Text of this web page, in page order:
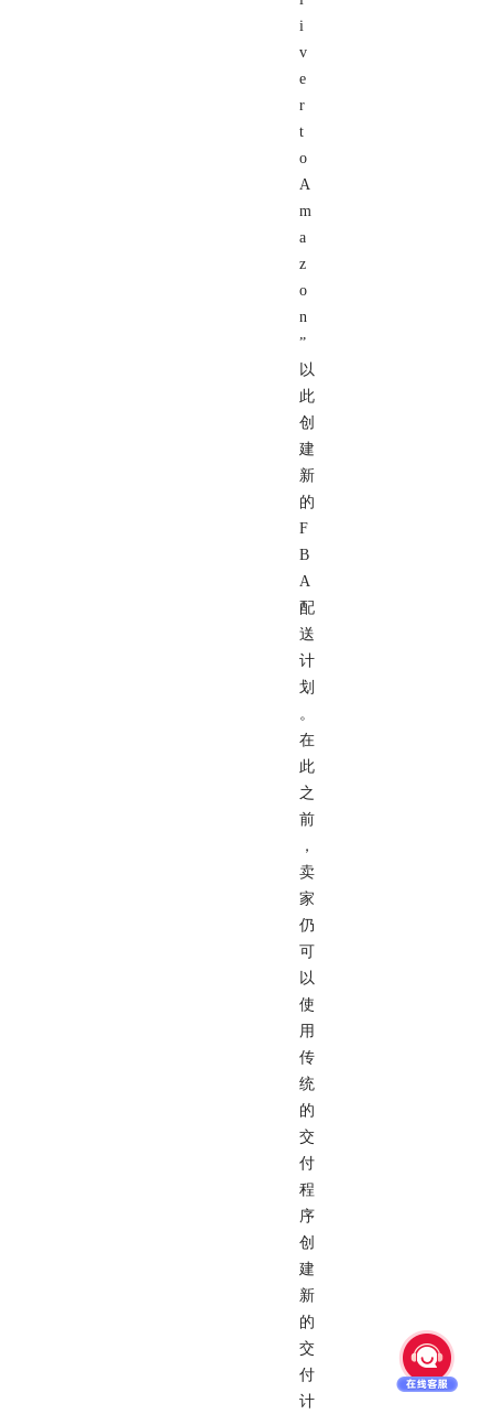
i
v
e
r
t
o
A
m
a
z
o
n
”
以
此
创
建
新
的
F
B
A
配
送
计
划
。
在
此
之
前
，
卖
家
仍
可
以
使
用
传
统
的
交
付
程
序
创
建
新
的
交
付
计